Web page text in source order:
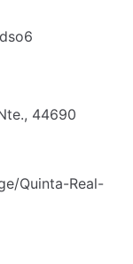
44690
Quinta-Real-